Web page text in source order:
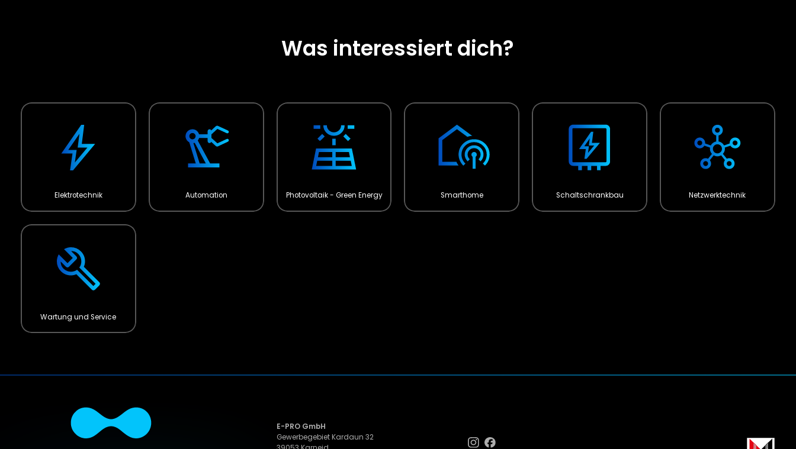
Was interessiert dich?
Elektrotechnik Automation Photovoltaik - Green Energy Smarthome Schaltschrankbau Netzwerktechnik
Wartung und Service
E-PRO GmbH
Gewerbegebiet Kardaun 32